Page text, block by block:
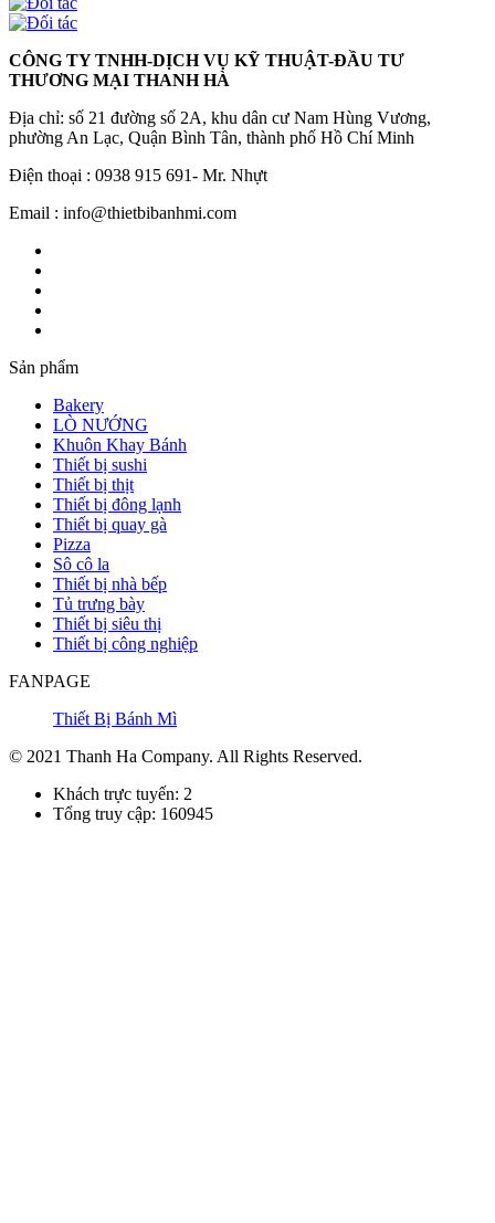
CÔNG TY TNHH-DỊCH VỤ KỸ THUẬT-ĐẦU TƯ
THƯƠNG MẠI THANH HÀ
Địa chỉ: số 21 đường số 2A, khu dân cư Nam Hùng Vương,
phường An Lạc, Quận Bình Tân, thành phố Hồ Chí Minh
Điện thoại : 0938 915 691- Mr. Nhựt
Email : info@thietbibanhmi.com
Sản phẩm
Bakery
LÒ NƯỚNG
Khuôn Khay Bánh
Thiết bị sushi
Thiết bị thịt
Thiết bị đông lạnh
Thiết bị quay gà
Pizza
Sô cô la
Thiết bị nhà bếp
Tủ trưng bày
Thiết bị siêu thị
Thiết bị công nghiệp
FANPAGE
Thiết Bị Bánh Mì
© 2021 Thanh Ha Company. All Rights Reserved.
Khách trực tuyến: 2
Tổng truy cập: 160945